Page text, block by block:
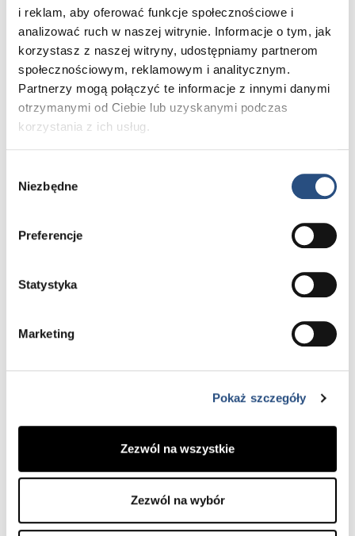
i reklam, aby oferować funkcje społecznościowe i
analizować ruch w naszej witrynie. Informacje o tym, jak
korzystasz z naszej witryny, udostępniamy partnerom
społecznościowym, reklamowym i analitycznym.
Partnerzy mogą połączyć te informacje z innymi danymi
otrzymanymi od Ciebie lub uzyskanymi podczas
korzystania z ich usług.
zgody
Niezbędne
Preferencje
Statystyka
Marketing
Pokaż szczegóły
Zezwól na wszystkie
Zezwól na wybór
Przedłużenie subskrypcji Volvo
Cars App
Dzięki Autoryzowanemu Serwisowi Volvo
możesz cieszyć się stałym dostępem
Dzięki niej każda część zamontowana
w naszym Autoryzowanym Serwisie Volvo
zapewnia Twojemu Volvo niezawodność